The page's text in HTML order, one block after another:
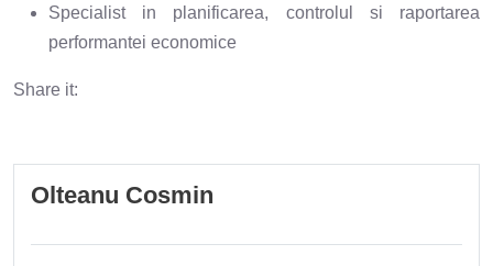
Specialist in planificarea, controlul si raportarea
performantei economice
Share it:
Olteanu Cosmin